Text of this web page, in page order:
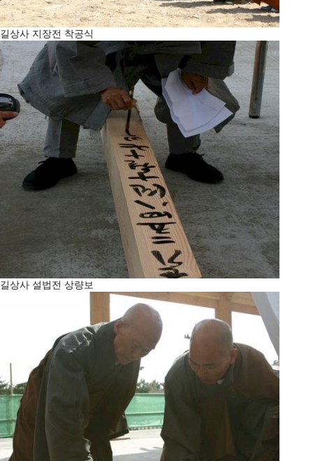
길상사 지장전 착공식
길상사 설법전 상량보